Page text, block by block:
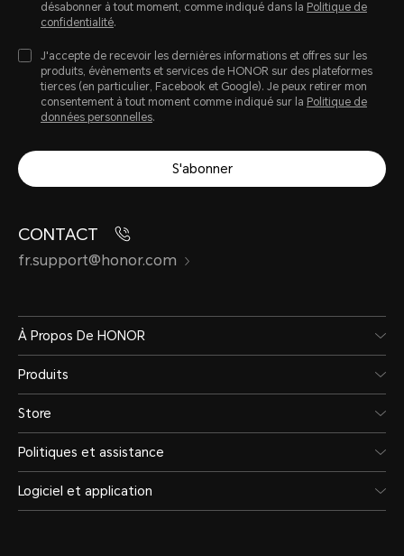
désabonner à tout moment, comme indiqué dans la Politique de
confidentialité.
J'accepte de recevoir les dernières informations et offres sur les
produits, évènements et services de HONOR sur des plateformes
tierces (en particulier, Facebook et Google). Je peux retirer mon
consentement à tout moment comme indiqué sur la Politique de
données personnelles.
S'abonner
CONTACT
fr.support@honor.com
À Propos De HONOR
Produits
Store
Politiques et assistance
Logiciel et application